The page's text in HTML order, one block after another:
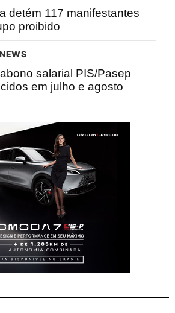
detém 117 manifestantes
proibido
salarial PIS/Pasep
em julho e agosto